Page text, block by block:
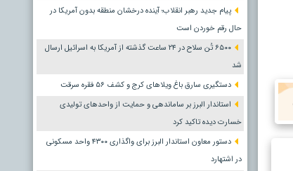
پیام جدید رهبر انقلاب؛ آینده درخشان منطقه بدون آمریکا در
حال رقم خوردن است
۶۵۰۰ تُن سلاح در ۲۴ ساعت گذشته از آمریکا به اسرائیل ارسال
شد
دستگیری سارق باغ ویلاهای کرج و کشف ۵۶ فقره سرقت
استاندار البرز بر ساماندهی و حمایت از واحدهای تولیدی
خسارت دیده تاکید کرد
دستور معاون استاندار البرز برای واگذاری ۴۳۰۰ واحد مسکونی
در اشتهارد